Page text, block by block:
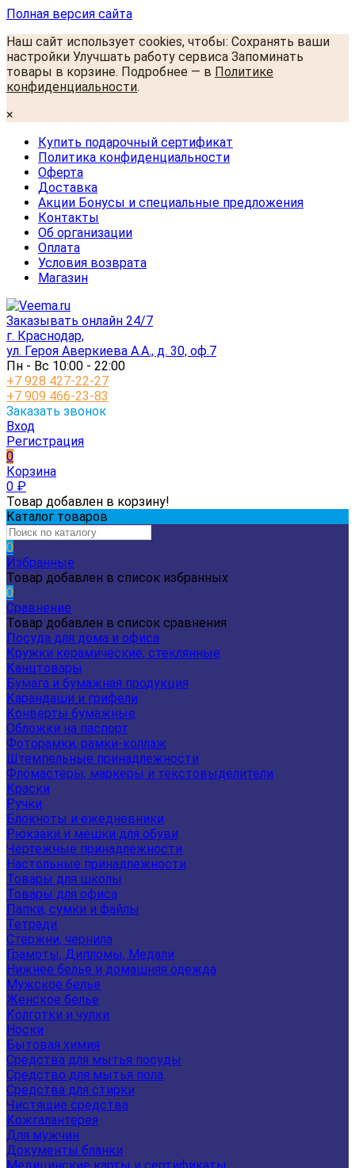
Полная версия сайта
Наш сайт использует cookies, чтобы: Сохранять ваши
настройки Улучшать работу сервиса Запоминать
товары в корзине. Подробнее — в Политике
конфиденциальности.
×
Купить подарочный сертификат
Политика конфиденциальности
Оферта
Доставка
Акции Бонусы и специальные предложения
Контакты
Об организации
Оплата
Условия возврата
Магазин
Заказывать онлайн 24/7
г. Краснодар,
ул. Героя Аверкиева А.А., д. 30, оф.7
Пн - Вс 10:00 - 22:00
+7 928 427-22-27
+7 909 466-23-83
Заказать звонок
Вход
Регистрация
0
Корзина
0 ₽
Товар добавлен в корзину!
Каталог товаров
0
Избранные
Товар добавлен в список избранных
0
Сравнение
Товар добавлен в список сравнения
Посуда для дома и офиса
Кружки керамические, стеклянные
Канцтовары
Бумага и бумажная продукция
Карандаши и грифели
Конверты бумажные
Обложки на паспорт
Фоторамки, рамки-коллаж
Штемпельные принадлежности
Фломастеры, маркеры и текстовыделители
Краски
Ручки
Блокноты и ежедневники
Рюкзаки и мешки для обуви
Чертежные принадлежности
Настольные принадлежности
Товары для школы
Товары для офиса
Папки, сумки и файлы
Тетради
Стержни, чернила
Грамоты, Дипломы, Медали
Нижнее белье и домашняя одежда
Мужское белье
Женское белье
Колготки и чулки
Носки
Бытовая химия
Средства для мытья посуды
Средство для мытья пола
Средства для стирки
Чистящие средства
Кожгалантерея
Для мужчин
Документы бланки